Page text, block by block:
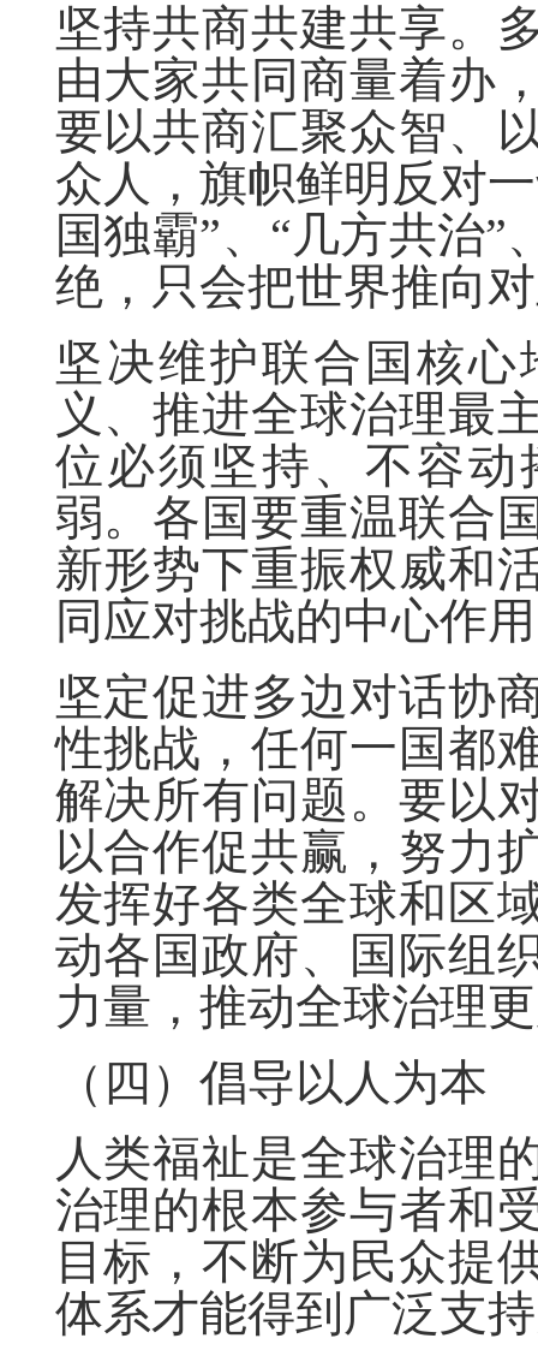
坚持共商共建共享。
由大家共同商量着办
要以共商汇聚众智、
众人，旗帜鲜明反对
国独霸”、“几方共治
绝，只会把世界推向
坚决维护联合国核
义、推进全球治理最
位必须坚持、不容
弱。各国要重温联合
新形势下重振权威和
同应对挑战的中心作
坚定促进多边对话协
性挑战，任何一国都
解决所有问题。要以
以合作促共赢，努力
发挥好各类全球和区
动各国政府、国际组
力量，推动全球治理
（四）倡导以人为本
人类福祉是全球治理
治理的根本参与者和
目标，不断为民众提
体系才能得到广泛支